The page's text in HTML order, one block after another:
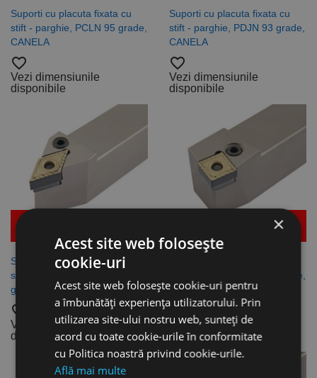
Suporti cu placuta fixata cu
stift - parghie, PCLN 95 grade,
CANELA
favorite_border
Vezi dimensiunile
disponibile
Suporti cu placuta fixata cu
stift - parghie, PDJN 93 grade,
CANELA
favorite_border
Vezi dimensiunile
disponibile
Suporti cu placuta fixata cu
stift - parghie, PDNN 63
grade, CANELA
favorite_border
Vezi dimensiunile
disponibile
Mai multe detalii
stift - parghie, PSBN 75 grade,
CANELA
favorite_border
Vezi dimensiunile
disponibile
×
Acest site web folosește
cookie-uri
Acest site web folosește cookie-uri pentru
a îmbunătăți experiența utilizatorului. Prin
utilizarea site-ului nostru web, sunteți de
acord cu toate cookie-urile în conformitate
cu Politica noastră privind cookie-urile.
Află mai multe